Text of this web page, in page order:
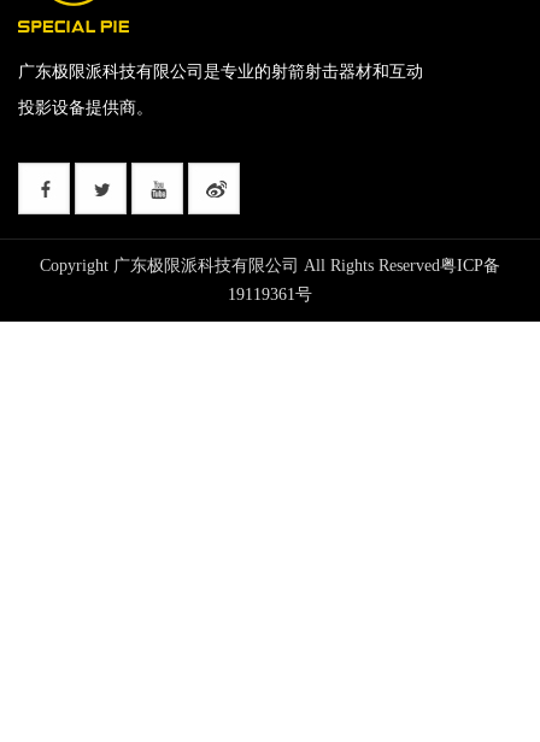
广东极限派科技有限公司是专业的射箭射击器材和互动
投影设备提供商。
Copyright 广东极限派科技有限公司 All Rights Reserved粤ICP备
19119361号